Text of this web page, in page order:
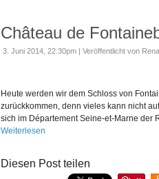
Château de
3. Juni 2014, 22:30pm | Veröffentlicht von
Heute werden wir dem Schloss von
zurückkommen, denn vieles kann nicht
sich im Département Seine-et-Marne der
Weiterlesen
Diesen Post teilen